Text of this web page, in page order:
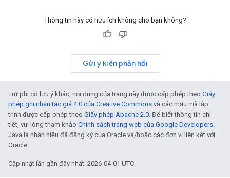
Thông tin này có hữu ích không cho bạn không?
Gửi ý kiến phản hồi
Trừ phi có lưu ý khác, nội dung của trang này được cấp phép theo Giấy
phép ghi nhận tác giả 4.0 của Creative Commons và các mẫu mã lập
trình được cấp phép theo Giấy phép Apache 2.0. Để biết thông tin chi
tiết, vui lòng tham khảo Chính sách trang web của Google Developers.
Java là nhãn hiệu đã đăng ký của Oracle và/hoặc các đơn vị liên kết với
Oracle.
Cập nhật lần gần đây nhất: 2026-04-01 UTC.